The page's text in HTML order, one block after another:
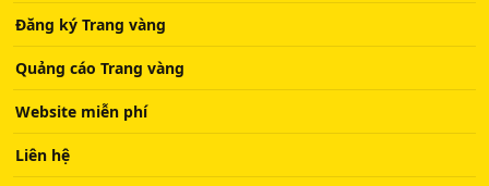
Đăng ký Trang vàng
Quảng cáo Trang vàng
Website miễn phí
Liên hệ